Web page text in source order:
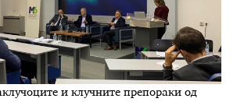
и клучните препораки од